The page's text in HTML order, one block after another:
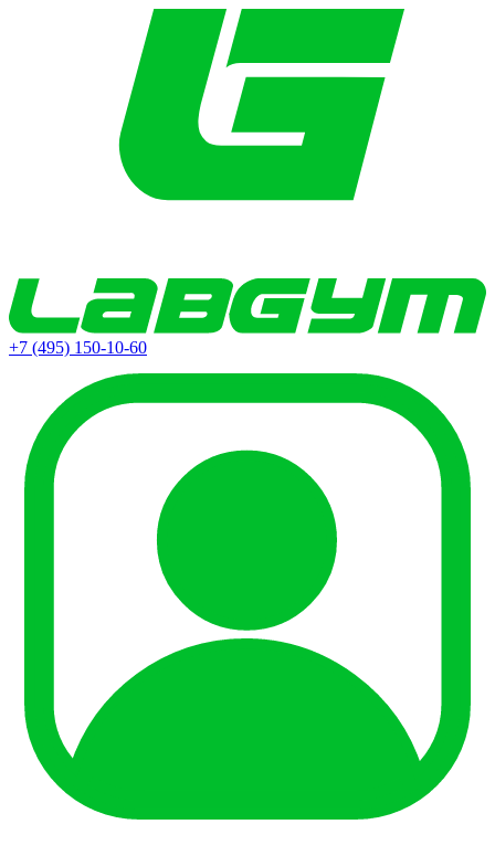
+7 (495) 150-10-60